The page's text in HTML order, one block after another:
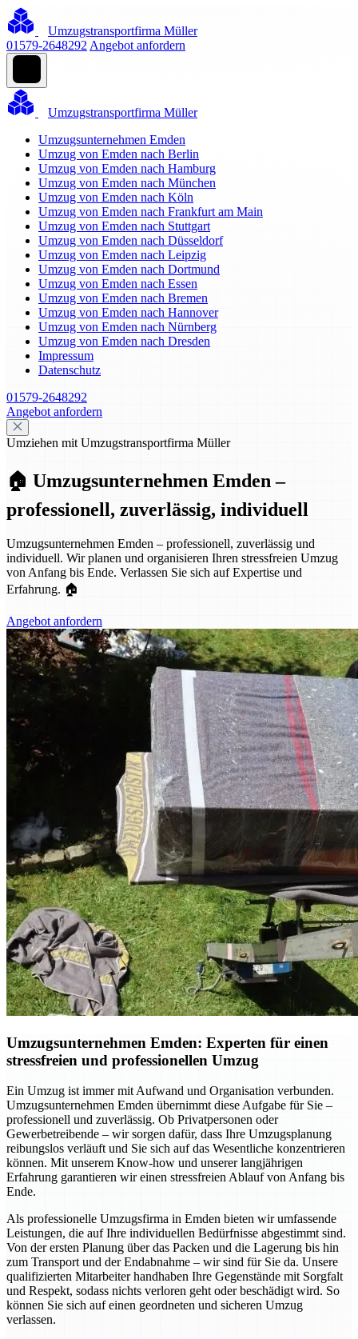
Umzugstransportfirma Müller
01579-2648292 Angebot anfordern
Umzugstransportfirma Müller
Umzugsunternehmen Emden
Umzug von Emden nach Berlin
Umzug von Emden nach Hamburg
Umzug von Emden nach München
Umzug von Emden nach Köln
Umzug von Emden nach Frankfurt am Main
Umzug von Emden nach Stuttgart
Umzug von Emden nach Düsseldorf
Umzug von Emden nach Leipzig
Umzug von Emden nach Dortmund
Umzug von Emden nach Essen
Umzug von Emden nach Bremen
Umzug von Emden nach Hannover
Umzug von Emden nach Nürnberg
Umzug von Emden nach Dresden
Impressum
Datenschutz
01579-2648292
Angebot anfordern
Umziehen mit Umzugstransportfirma Müller
🏠 Umzugsunternehmen Emden –
professionell, zuverlässig, individuell
Umzugsunternehmen Emden – professionell, zuverlässig und
individuell. Wir planen und organisieren Ihren stressfreien Umzug
von Anfang bis Ende. Verlassen Sie sich auf Expertise und
Erfahrung. 🏠
Angebot anfordern
Umzugsunternehmen Emden: Experten für einen
stressfreien und professionellen Umzug
Ein Umzug ist immer mit Aufwand und Organisation verbunden.
Umzugsunternehmen Emden übernimmt diese Aufgabe für Sie –
professionell und zuverlässig. Ob Privatpersonen oder
Gewerbetreibende – wir sorgen dafür, dass Ihre Umzugsplanung
reibungslos verläuft und Sie sich auf das Wesentliche konzentrieren
können. Mit unserem Know-how und unserer langjährigen
Erfahrung garantieren wir einen stressfreien Ablauf von Anfang bis
Ende.
Als professionelle Umzugsfirma in Emden bieten wir umfassende
Leistungen, die auf Ihre individuellen Bedürfnisse abgestimmt sind.
Von der ersten Planung über das Packen und die Lagerung bis hin
zum Transport und der Endabnahme – wir sind für Sie da. Unsere
qualifizierten Mitarbeiter handhaben Ihre Gegenstände mit Sorgfalt
und Respekt, sodass nichts verloren geht oder beschädigt wird. So
können Sie sich auf einen geordneten und sicheren Umzug
verlassen.